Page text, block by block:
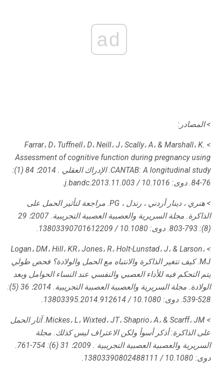
ad
> المصادر:
> Farrar، D، Tuffnell، D، Neill، J، Scally، A، & Marshall، K.
Assessment of cognitive function during pregnancy using
CANTAB: A longitudinal study. الإدراك العقلي .
2014؛ 84 (1):
76-84.
دوى: 10.1016 / j.bandc.2013.11.003.
> هنري ، دينار أردني ، رندل ، PG.
مراجعة لتأثير الحمل على
الذاكرة. مجلة السريرية والعصبية العصبية التجريبية.
2007؛ 29
(8): 793-803.
دوى: 10.1080 / 13803390701612209.
> Logan، DM، Hill، KR، Jones، R، Holt-Lunstad، J، & Larson،
MJ. كيف تتغير الذاكرة والانتباه مع الحمل والولادة؟ فحص طولي
يتم التحكم فيه للأداء العصبي والنفسي عند النساء الحوامل وبعد
الولادة. مجلة السريرية والعصبية العصبية التجريبية.
2014؛ 36 (5):
528-539.
دوى: 10.1080 / 13803395.2014.912614.
> Mickes، L، Wixted، JT، Shaprio، A، & Scarff، JM.
آثار الحمل
على الذاكرة: أذكر أسوأ ولكن الاعتراف ليس كذلك. مجلة
السريرية والعصبية العصبية التجريبية . 2009؛ 31 (6): 754-761.
دوى: 10.1080 / 13803390802488111.